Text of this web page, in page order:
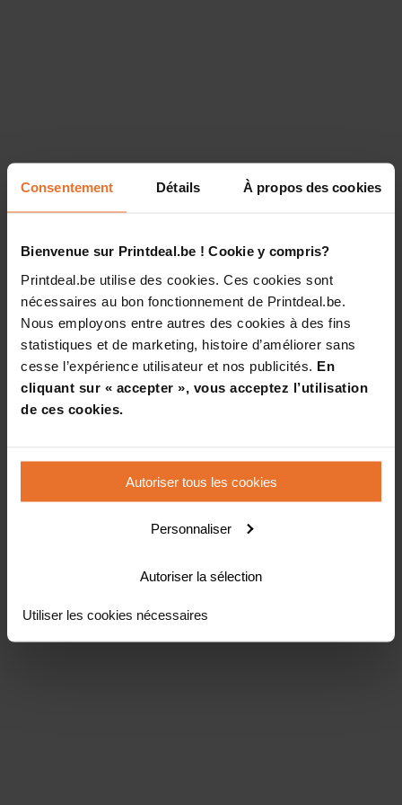
Consentement Détails À propos des cookies
Bienvenue sur Printdeal.be ! Cookie y compris?
Printdeal.be utilise des cookies. Ces cookies sont
nécessaires au bon fonctionnement de Printdeal.be.
Nous employons entre autres des cookies à des fins
statistiques et de marketing, histoire d’améliorer sans
cesse l’expérience utilisateur et nos publicités. En
cliquant sur « accepter », vous acceptez l’utilisation
de ces cookies.
Autoriser tous les cookies
Personnaliser
Autoriser la sélection
Utiliser les cookies nécessaires